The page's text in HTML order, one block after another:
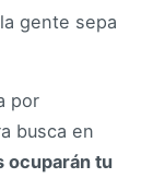
gente sepa
por
busca en
ocuparán tu